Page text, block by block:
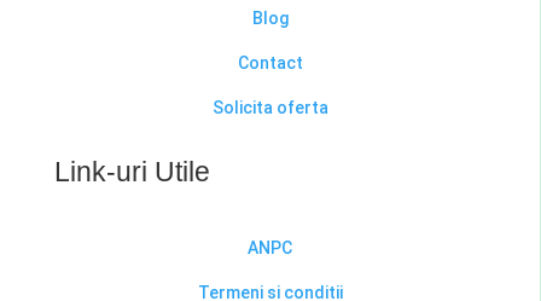
Blog
Contact
Solicita oferta
Link-uri Utile
ANPC
Termeni si conditii